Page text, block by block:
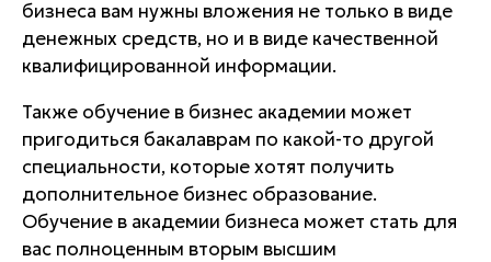
бизнеса вам нужны вложения не только в виде
денежных средств, но и в виде качественной
квалифицированной информации.
Также обучение в бизнес академии может
пригодиться бакалаврам по какой-то другой
специальности, которые хотят получить
дополнительное бизнес образование.
Обучение в академии бизнеса может стать для
вас полноценным вторым высшим